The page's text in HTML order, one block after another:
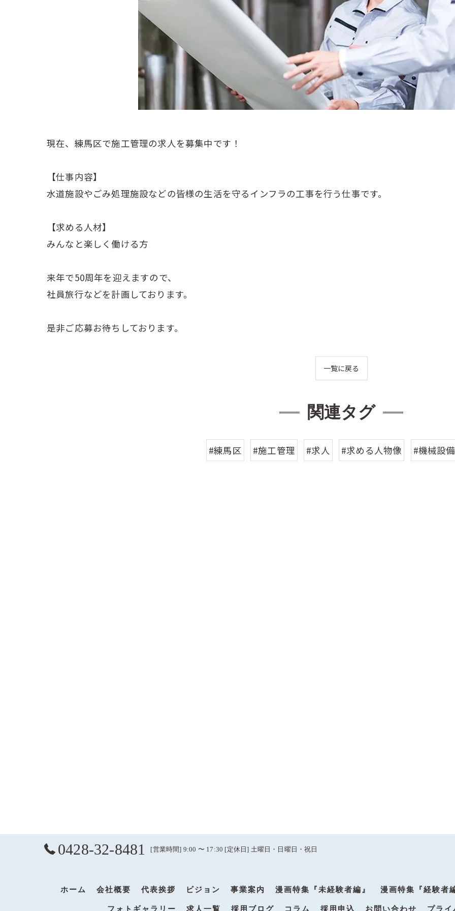
現在、練馬区で施工管理の求人を募集中です！
【仕事内容】
水道施設やごみ処理施設などの皆様の生活を守るインフラの工事を行う仕事です。
【求める人材】
みんなと楽しく働ける方
来年で50周年を迎えますので、
社員旅行などを計画しております。
是非ご応募お待ちしております。
一覧に戻る
関連タグ
#練馬区 #施工管理 #求人 #求める人物像 #機械設
0428-32-8481 [営業時間] 9:00 〜 17:30 [定休日] 土曜日・日曜日・祝日
ホーム 会社概要 代表挨拶 ビジョン 事業案内 漫画特集『未経験者編』 漫画特集『経験者
フォトギャラリー 求人一覧 採用ブログ コラム 採用申込 お問い合わせ プラ